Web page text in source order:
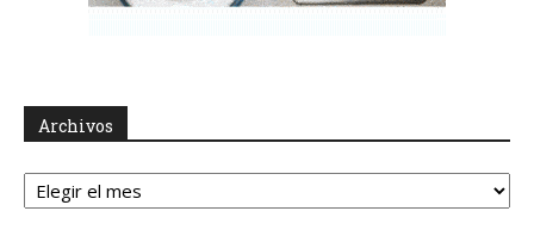
Archivos
Archivos